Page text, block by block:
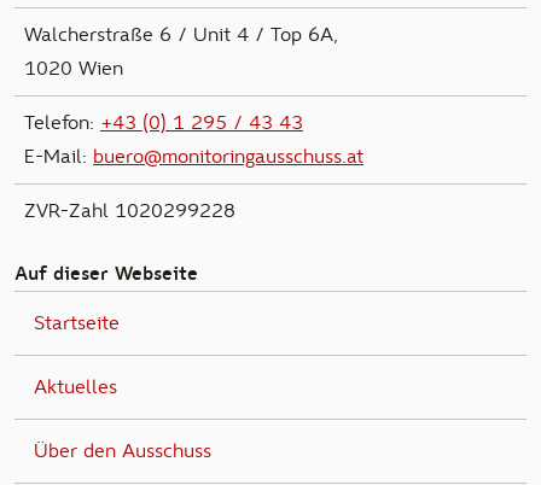
Walcherstraße 6 / Unit 4 / Top 6A,
1020 Wien
Telefon: +43 (0) 1 295 / 43 43
E-Mail: buero@monitoringausschuss.at
ZVR-Zahl 1020299228
Auf dieser Webseite
Startseite
Aktuelles
Über den Ausschuss